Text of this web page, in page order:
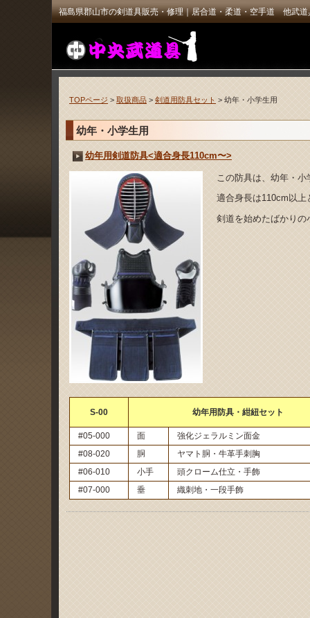
福島県郡山市の剣道具販売・修理｜居合道・柔道・空手道 他武
TOPページ > 取扱商品 > 剣道用防具セット > 幼年・小学生用
幼年・小学生用
幼年用剣道防具<適合身長110cm〜>
この防具は、幼年・
適合身長は110cm以上
剣道を始めたばかり
S-00 幼年用防具・紺紐セット
#05-000 面
強化ジェラルミン面金
#08-020
胴
ヤマト胴・牛革手刺胸
#06-010
小手
頭クローム仕立・手飾
#07-000
垂 織刺地・一段手飾